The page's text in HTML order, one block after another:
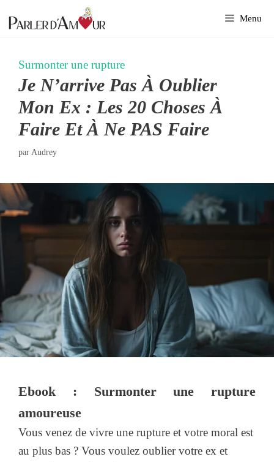
au
Menu
Surmonter une rupture
Je N’arrive Pas À Oublier
Mon Ex : Les 20 Choses À
Faire Et À Ne PAS Faire
par Audrey
Ebook : Surmonter une rupture
amoureuse
Vous venez de vivre une rupture et votre moral est
au plus bas ? Vous voulez oublier votre ex et